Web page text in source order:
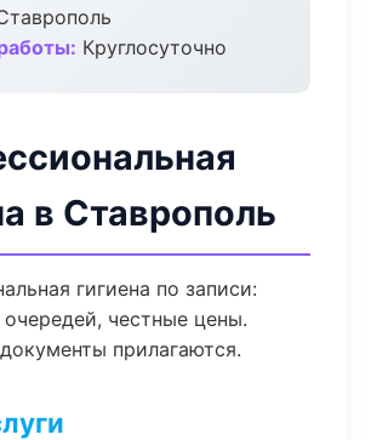
Круглосуточно
в Ставрополь
гигиена по записи:
очередей, честные цены.
прилагаются.